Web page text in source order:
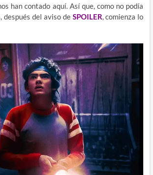
han contado aquí. Así que, como no podía
después del aviso de SPOILER, comienza lo